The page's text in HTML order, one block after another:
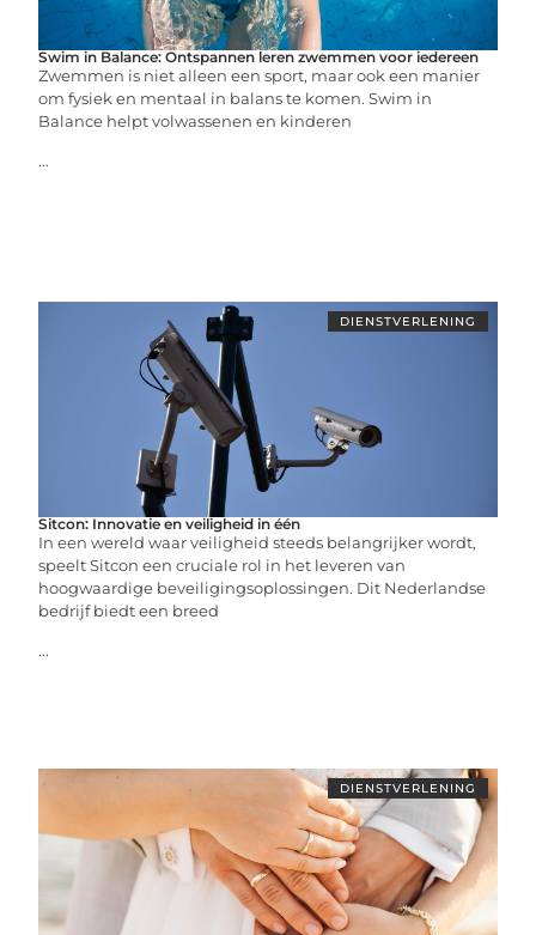
Swim in Balance: Ontspannen leren zwemmen voor iedereen
Zwemmen is niet alleen een sport, maar ook een manier
om fysiek en mentaal in balans te komen. Swim in
Balance helpt volwassenen en kinderen
...
DIENSTVERLENING
Sitcon: Innovatie en veiligheid in één
In een wereld waar veiligheid steeds belangrijker wordt,
speelt Sitcon een cruciale rol in het leveren van
hoogwaardige beveiligingsoplossingen. Dit Nederlandse
bedrijf biedt een breed
...
DIENSTVERLENING